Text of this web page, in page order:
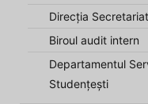
Direcția
Biroul audit intern
Departamentul
Studențești